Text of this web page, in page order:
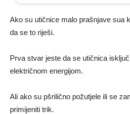
Ako su utičnice malo prašnjave sua
da se to riješi.
Prva stvar jeste da se utičnica
električnom energijom.
Ali ako su pšrilično požutjele ili se
primijeniti trik.